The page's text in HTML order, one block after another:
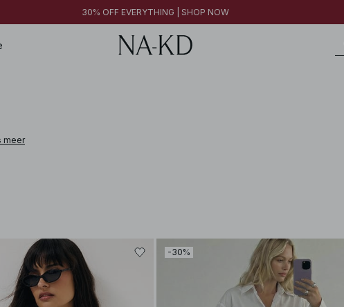
FINAL SALE | SHOP NOW
FINAL SALE | SHOP NOW
30% OFF EVERYTHING | SHOP NOW
meer
-30%